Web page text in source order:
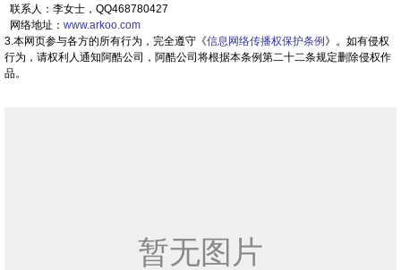
联系人：李女士，QQ468780427
网络地址： www.arkoo.com
3.本网页参与各方的所有行为，完全遵守《信息网络传播权保护条例 》。如有侵权
行为，请权利人通知阿酷公司，阿酷公司将根据本条例第二十二条规定删除侵权作
品。